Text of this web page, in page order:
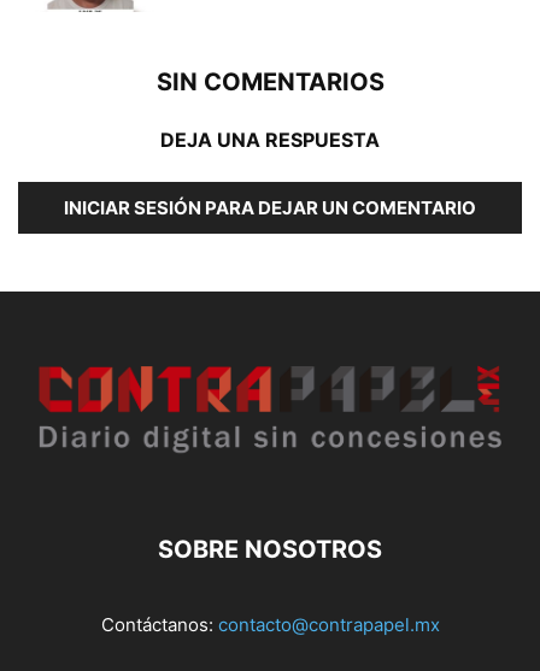
SIN COMENTARIOS
DEJA UNA RESPUESTA
INICIAR SESIÓN PARA DEJAR UN COMENTARIO
SOBRE NOSOTROS
Contáctanos: contacto@contrapapel.mx